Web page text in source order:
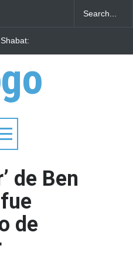
a volar
de Ben
de